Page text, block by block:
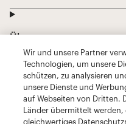
Wir und unsere Partner
Technologien, um unsere
schützen, zu analysieren
unsere Dienste und
auf Webseiten von Dritten.
Länder übermittelt
gleichwertiges